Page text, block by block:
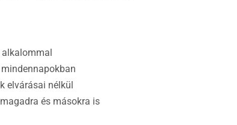
alkalommal
elvárásai nélkül
és másokra is